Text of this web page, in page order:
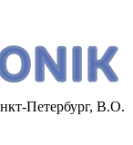
Петербург, В.О.